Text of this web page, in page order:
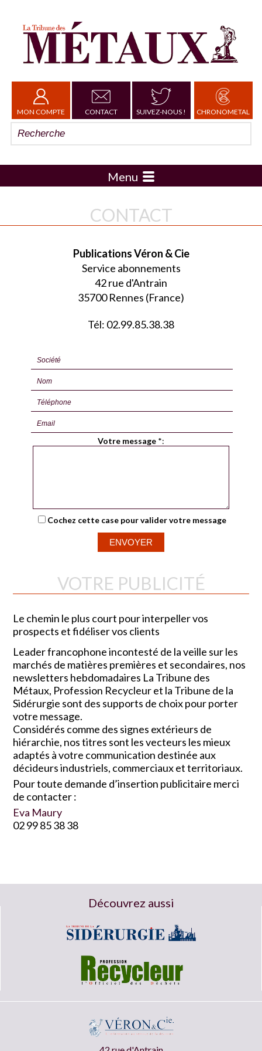
MON COMPTE CONTACT SUIVEZ-NOUS ! CHRONOMETAL
Menu
CONTACT
Publications Véron & Cie
Service abonnements
42 rue d'Antrain
35700 Rennes (France)
Tél: 02.99.85.38.38
Votre message *:
Cochez cette case pour valider votre message
VOTRE PUBLICITÉ
Le chemin le plus court pour interpeller vos
prospects et fidéliser vos clients
Leader francophone incontesté de la veille sur les
marchés de matières premières et secondaires, nos
newsletters hebdomadaires La Tribune des
Métaux, Profession Recycleur et la Tribune de la
Sidérurgie sont des supports de choix pour porter
votre message.
Considérés comme des signes extérieurs de
hiérarchie, nos titres sont les vecteurs les mieux
adaptés à votre communication destinée aux
décideurs industriels, commerciaux et territoriaux.
Pour toute demande d’insertion publicitaire merci
de contacter :
Eva Maury
02 99 85 38 38
Découvrez aussi